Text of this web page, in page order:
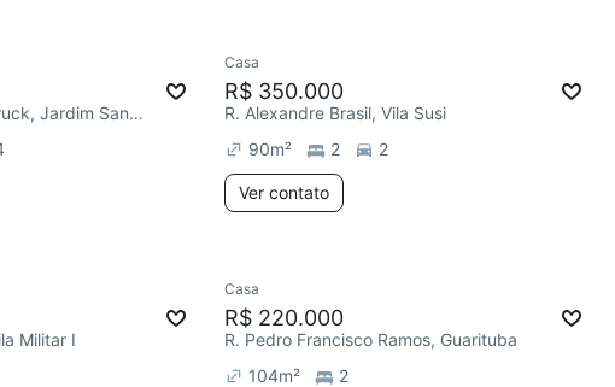
R. Rodrigo Wandembruck, Jardim Santa Helena
Casa
R$ 350.000
R. Alexandre Brasil, Vila Susi
90m² 2 2
Ver contato
Militar I
Casa
R$ 220.000
R. Pedro Francisco Ramos, Guarituba
104m² 2